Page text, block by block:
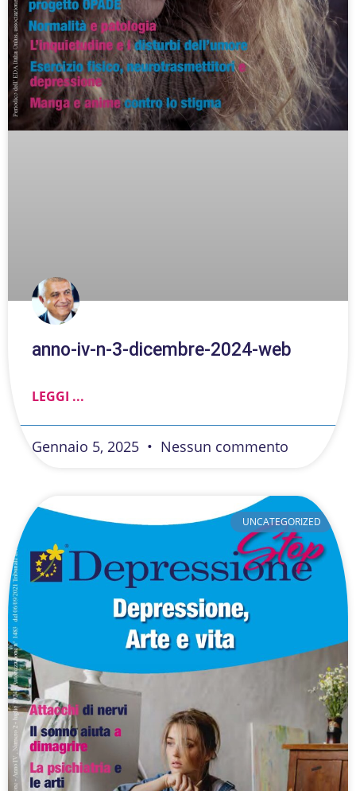
anno-iv-n-3-dicembre-2024-web
LEGGI ...
Gennaio 5, 2025 Nessun commento
UNCATEGORIZED